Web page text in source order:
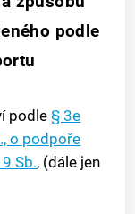
podle
podle§ 3e
o podpoře
Sb., (dále jen